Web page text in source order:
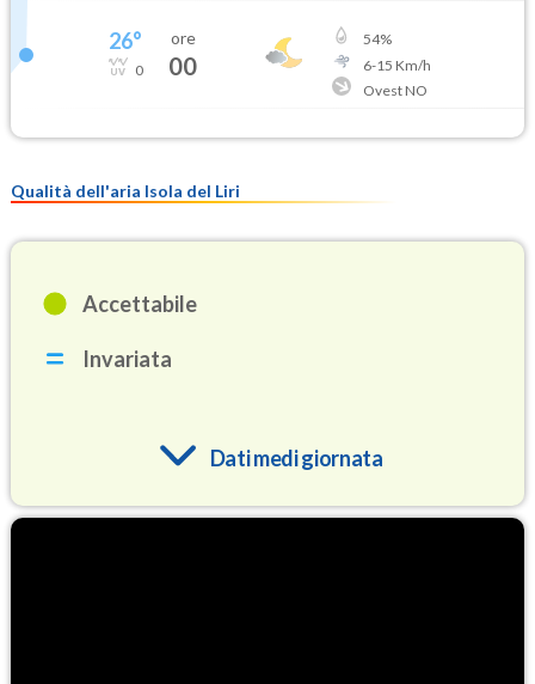
26°
0
ore
00
54%
6-15 Km/h
Ovest NO
Qualità dell'aria Isola del Liri
Accettabile
Invariata
Dati medi giornata